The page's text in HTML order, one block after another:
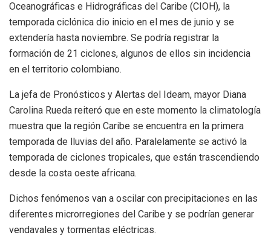
Oceanográficas e Hidrográficas del Caribe (CIOH), la
temporada ciclónica dio inicio en el mes de junio y se
extendería hasta noviembre. Se podría registrar la
formación de 21 ciclones, algunos de ellos sin incidencia
en el territorio colombiano.
La jefa de Pronósticos y Alertas del Ideam, mayor Diana
Carolina Rueda reiteró que en este momento la climatología
muestra que la región Caribe se encuentra en la primera
temporada de lluvias del año. Paralelamente se activó la
temporada de ciclones tropicales, que están trascendiendo
desde la costa oeste africana.
Dichos fenómenos van a oscilar con precipitaciones en las
diferentes microrregiones del Caribe y se podrían generar
vendavales y tormentas eléctricas.